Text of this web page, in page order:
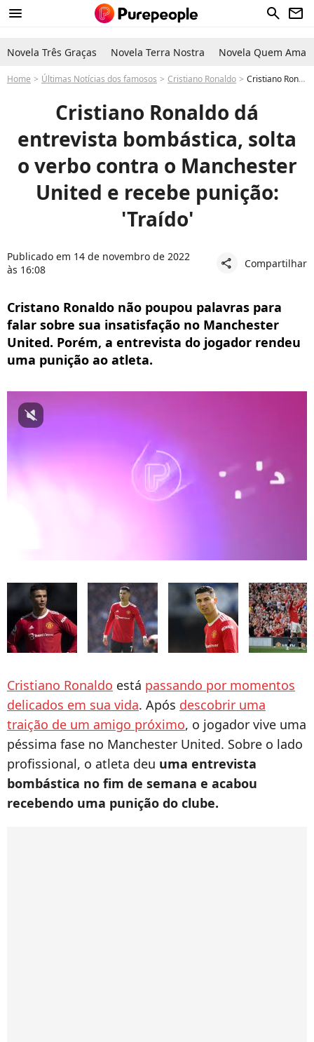
menu search newsletter
Novela Três Graças Novela Terra Nostra Novela Quem Ama
Home Últimas Notícias dos famosos Cristiano Ronaldo Cristiano Ronaldo: jogador solta o verbo em entrevista polêmica contra o Manchester United e é punido
Cristiano Ronaldo dá
entrevista bombástica, solta
o verbo contra o Manchester
United e recebe punição:
'Traído'
Publicado em 14 de novembro de 2022
às 16:08
share Compartilhar
Cristano Ronaldo não poupou palavras para
falar sobre sua insatisfação no Manchester
United. Porém, a entrevista do jogador rendeu
uma punição ao atleta.
Cristiano Ronaldo está passando por momentos
delicados em sua vida. Após descobrir uma
traição de um amigo próximo, o jogador vive uma
péssima fase no Manchester United. Sobre o lado
profissional, o atleta deu uma entrevista
bombástica no fim de semana e acabou
recebendo uma punição do clube.